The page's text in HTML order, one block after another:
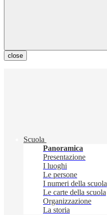
close
Scuola
Panoramica
Presentazione
I luoghi
Le persone
I numeri della scuola
Le carte della scuola
Organizzazione
La storia